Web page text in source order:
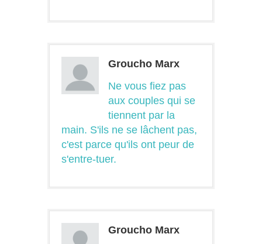
Groucho Marx
Ne vous fiez pas
aux couples qui se
tiennent par la
main. S'ils ne se lâchent pas,
c'est parce qu'ils ont peur de
s'entre-tuer.
Groucho Marx